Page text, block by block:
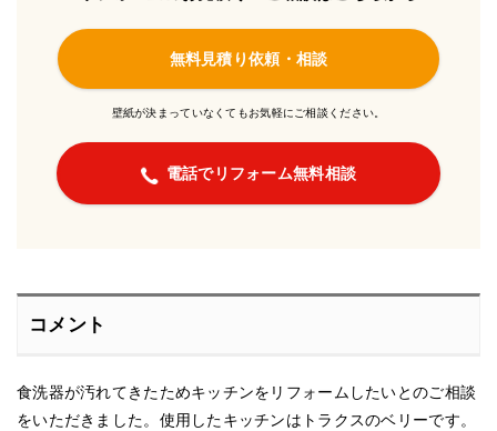
無料見積り依頼・相談
壁紙が決まっていなくてもお気軽にご相談ください。
電話でリフォーム無料相談
コメント
食洗器が汚れてきたためキッチンをリフォームしたいとのご相談
をいただきました。使用したキッチンはトラクスのベリーです。